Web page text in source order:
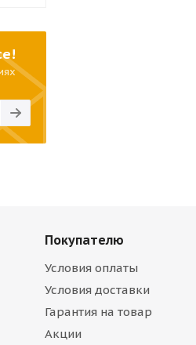
Покупателю
Условия оплаты
Условия доставки
Гарантия на товар
Акции